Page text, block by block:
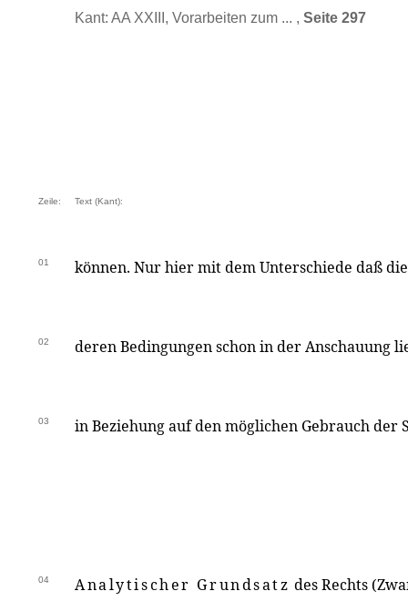
Kant: AA XXIII, Vorarbeiten zum ... , Seite 297
Zeile: Text (Kant):
01 können. Nur hier mit dem Unterschiede daß
02 deren Bedingungen schon in der Anschauung
03 in Beziehung auf den möglichen Gebrauch der
04 Analytischer Grundsatz des Rechts